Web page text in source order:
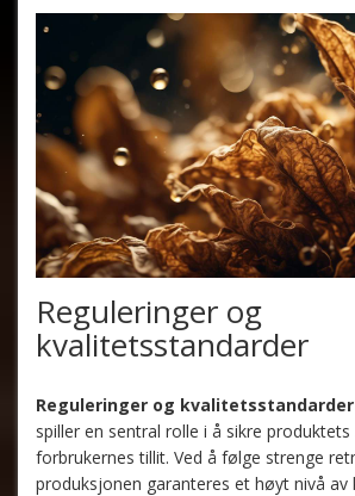
Reguleringer og
kvalitetsstandarder
Reguleringer og
spiller en sentral rolle i å sikre
forbrukernes tillit. Ved å følge strenge
produksjonen garanteres et høyt nivå av